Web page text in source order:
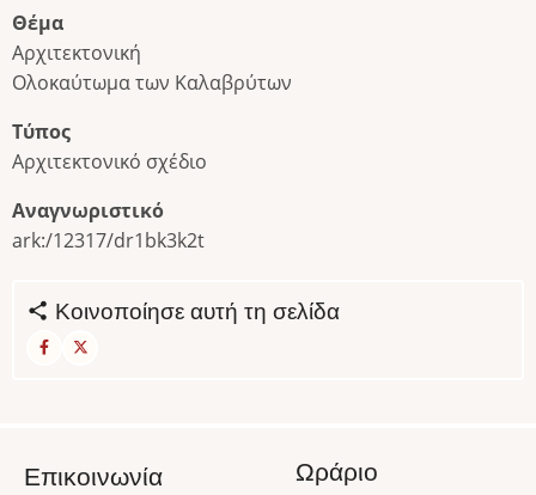
Θέμα
Αρχιτεκτονική
Ολοκαύτωμα των Καλαβρύτων
Τύπος
Αρχιτεκτονικό σχέδιο
Αναγνωριστικό
ark:/12317/dr1bk3k2t
Κοινοποίησε αυτή τη σελίδα
Επικοινωνία
Ωράριο